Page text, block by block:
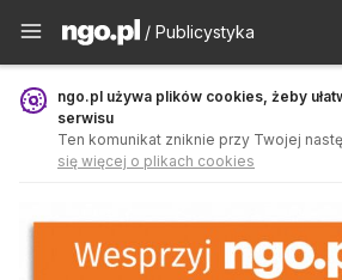
Publicystyka - ngo.pl
/ Publicystyka
ngo.pl używa plików cookies, żeby
serwisu
Ten komunikat zniknie przy Twojej
się więcej o plikach cookies